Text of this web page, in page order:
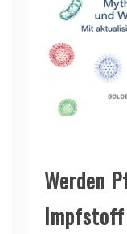
Werden
Impfstoff